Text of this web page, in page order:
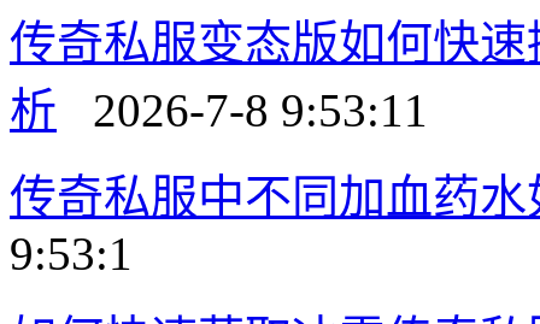
传奇私服变态版如何快
析 2026-7-8 9:53:11
传奇私服中不同加血药
9:53:1